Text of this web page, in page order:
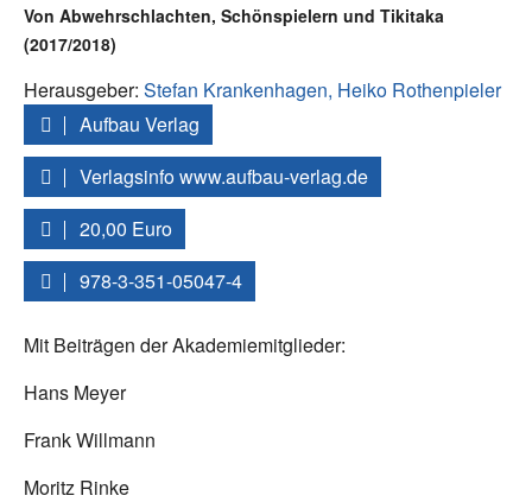
Von Abwehrschlachten, Schönspielern und Tikitaka
(2017/2018)
Herausgeber: Stefan Krankenhagen, Heiko Rothenpieler
Aufbau Verlag
Verlagsinfo www.aufbau-verlag.de
20,00 Euro
978-3-351-05047-4
Mit Beiträgen der Akademiemitglieder:
Hans Meyer
Frank Willmann
Moritz Rinke